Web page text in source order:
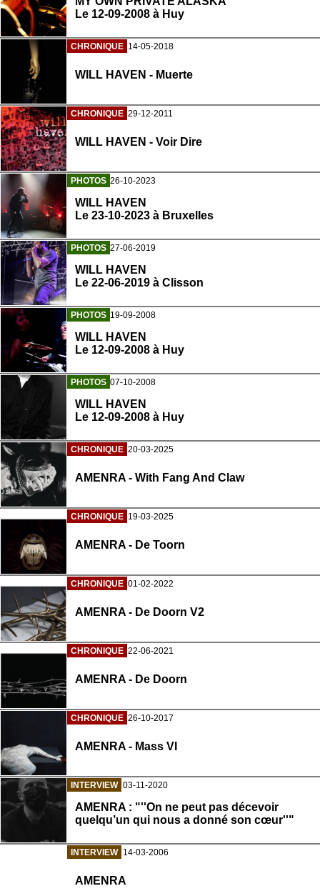
Le 12-09-2008 à Huy
CHRONIQUE 14-05-2018
WILL HAVEN - Muerte
CHRONIQUE 29-12-2011
WILL HAVEN - Voir Dire
PHOTOS 26-10-2023
WILL HAVEN
Le 23-10-2023 à Bruxelles
PHOTOS 27-06-2019
WILL HAVEN
Le 22-06-2019 à Clisson
PHOTOS 19-09-2008
WILL HAVEN
Le 12-09-2008 à Huy
PHOTOS 07-10-2008
WILL HAVEN
Le 12-09-2008 à Huy
CHRONIQUE 20-03-2025
AMENRA - With Fang And Claw
CHRONIQUE 19-03-2025
AMENRA - De Toorn
CHRONIQUE 01-02-2022
AMENRA - De Doorn V2
CHRONIQUE 22-06-2021
AMENRA - De Doorn
CHRONIQUE 26-10-2017
AMENRA - Mass VI
INTERVIEW 03-11-2020
AMENRA : "''On ne peut pas décevoir
quelqu’un qui nous a donné son cœur''"
INTERVIEW 14-03-2006
AMENRA